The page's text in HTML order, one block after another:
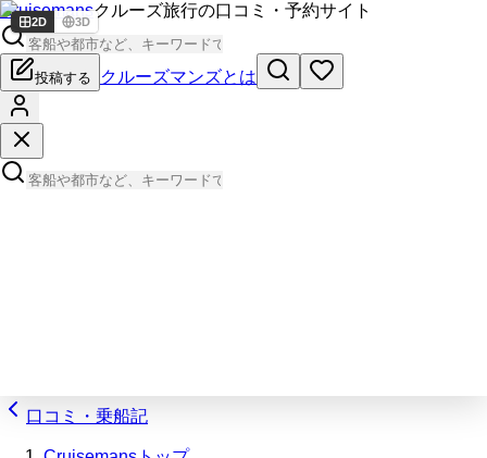
Cruisemansクルーズ旅行の口コミ・予約サイト
投稿する クルーズマンズとは
口コミ・乗船記
2D 3D